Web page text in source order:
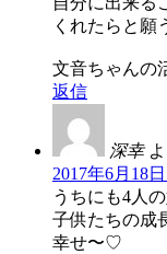
くれたらと願
文音ちゃんの
返信
深幸
2017年6月18
うちにも4人
子供たちの成
幸せ〜♡